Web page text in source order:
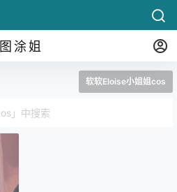
图涂姐
软软Eloise小姐姐cos